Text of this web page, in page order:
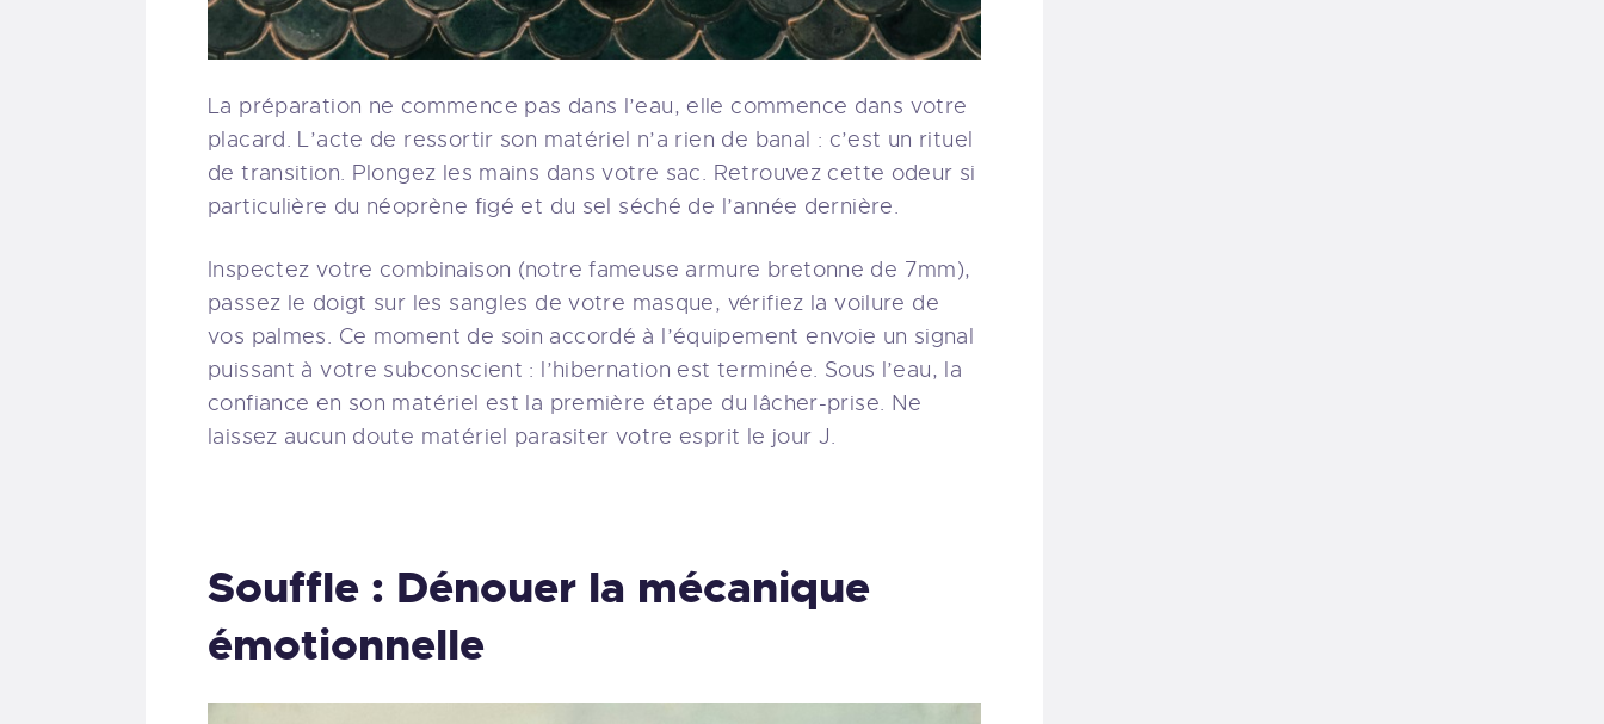
La préparation ne commence pas dans l’eau, elle commence dans votre
placard. L’acte de ressortir son matériel n’a rien de banal : c’est un rituel
de transition. Plongez les mains dans votre sac. Retrouvez cette odeur si
particulière du néoprène figé et du sel séché de l’année dernière.
Inspectez votre combinaison (notre fameuse armure bretonne de 7mm),
passez le doigt sur les sangles de votre masque, vérifiez la voilure de
vos palmes. Ce moment de soin accordé à l’équipement envoie un signal
puissant à votre subconscient : l’hibernation est terminée. Sous l’eau, la
confiance en son matériel est la première étape du lâcher-prise. Ne
laissez aucun doute matériel parasiter votre esprit le jour J.
Souffle : Dénouer la mécanique
émotionnelle